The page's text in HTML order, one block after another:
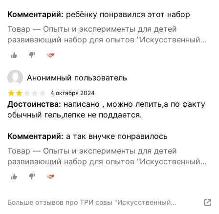
Комментарий: ребёнку понравился этот набор
Товар — Опыты и эксперименты для детей
развивающий набор для опытов "Искусственный
сияющий снег" в подарок для девочки, подарок
для мальчика
Анонимный пользователь
4 октября 2024
Достоинства: написано , можно лепить,а по факту
обычный гель,лепке не поддается.
Комментарий: а так внучке понравилось
Товар — Опыты и эксперименты для детей
развивающий набор для опытов "Искусственный
сияющий снег" в подарок для девочки, подарок
для мальчика
Больше отзывов про ТРИ совы "Искусственный